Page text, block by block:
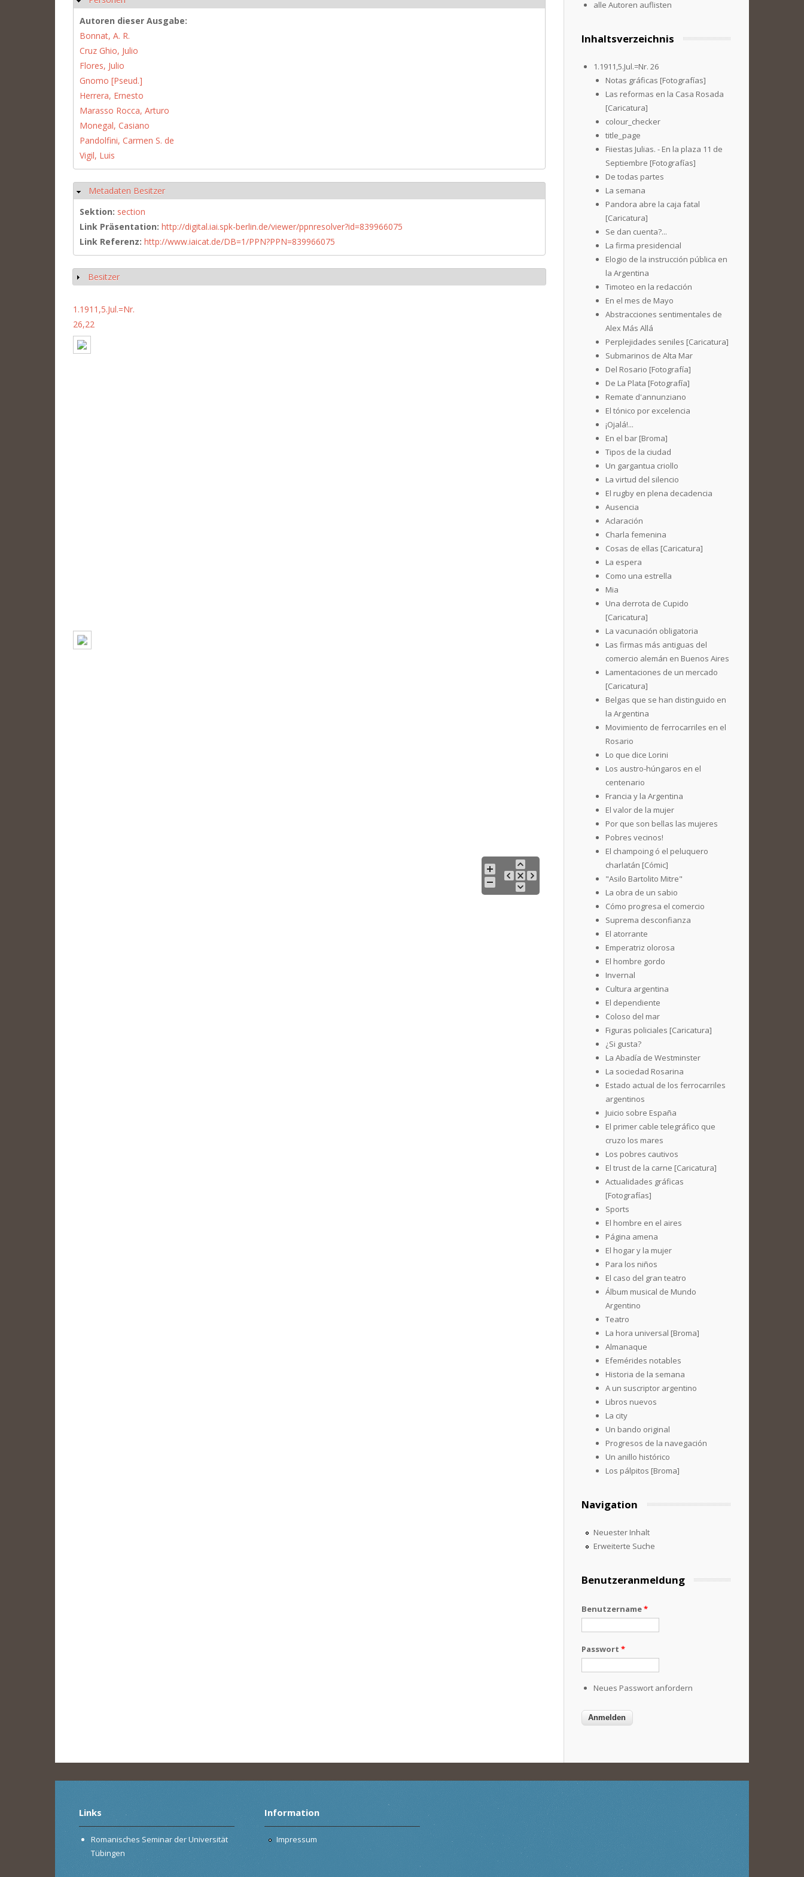
Autoren dieser Ausgabe:
Bonnat, A. R.
Cruz Ghio, Julio
Flores, Julio
Gnomo [Pseud.]
Herrera, Ernesto
Marasso Rocca, Arturo
Monegal, Casiano
Pandolfini, Carmen S. de
Vigil, Luis
Ausblenden
Metadaten Besitzer
Sektion: section
Link Präsentation: http://digital.iai.spk-berlin.de/viewer/ppnresolver?id=839966075
Link Referenz: http://www.iaicat.de/DB=1/PPN?PPN=839966075
Anzeigen
Besitzer
1.1911,5.Jul.=Nr.
26,22
alle Autoren auflisten
Inhaltsverzeichnis
1.1911,5.Jul.=Nr. 26
Notas gráficas [Fotografías]
Las reformas en la Casa Rosada
[Caricatura]
colour_checker
title_page
Fiiestas Julias. - En la plaza 11 de
Septiembre [Fotografías]
De todas partes
La semana
Pandora abre la caja fatal
[Caricatura]
Se dan cuenta?...
La firma presidencial
Elogio de la instrucción pública en
la Argentina
Timoteo en la redacción
En el mes de Mayo
Abstracciones sentimentales de
Alex Más Allá
Perplejidades seniles [Caricatura]
Submarinos de Alta Mar
Del Rosario [Fotografía]
De La Plata [Fotografía]
Remate d'annunziano
El tónico por excelencia
¡Ojalá!...
En el bar [Broma]
Tipos de la ciudad
Un gargantua criollo
La virtud del silencio
El rugby en plena decadencia
Ausencia
Aclaración
Charla femenina
Cosas de ellas [Caricatura]
La espera
Como una estrella
Mia
Una derrota de Cupido
[Caricatura]
La vacunación obligatoria
Las firmas más antiguas del
comercio alemán en Buenos Aires
Lamentaciones de un mercado
[Caricatura]
Belgas que se han distinguido en
la Argentina
Movimiento de ferrocarriles en el
Rosario
Lo que dice Lorini
Los austro-húngaros en el
centenario
Francia y la Argentina
El valor de la mujer
Por que son bellas las mujeres
Pobres vecinos!
El champoing ó el peluquero
charlatán [Cómic]
"Asilo Bartolito Mitre"
La obra de un sabio
Cómo progresa el comercio
Suprema desconfianza
El atorrante
Emperatriz olorosa
El hombre gordo
Invernal
Cultura argentina
El dependiente
Coloso del mar
Figuras policiales [Caricatura]
¿Si gusta?
La Abadía de Westminster
La sociedad Rosarina
Estado actual de los ferrocarriles
argentinos
Juicio sobre España
El primer cable telegráfico que
cruzo los mares
Los pobres cautivos
El trust de la carne [Caricatura]
Actualidades gráficas
[Fotografías]
Sports
El hombre en el aires
Página amena
El hogar y la mujer
Para los niños
El caso del gran teatro
Álbum musical de Mundo
Argentino
Teatro
La hora universal [Broma]
Almanaque
Efemérides notables
Historia de la semana
A un suscriptor argentino
Libros nuevos
La city
Un bando original
Progresos de la navegación
Un anillo histórico
Los pálpitos [Broma]
Navigation
Neuester Inhalt
Erweiterte Suche
Benutzeranmeldung
Benutzername*
Passwort *
Neues Passwort anfordern
Links
Romanisches Seminar der Universität
Tübingen
Information
Impressum